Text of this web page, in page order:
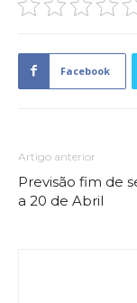
Facebook
Artigo anterior
Previsão fim de
a 20 de Abril